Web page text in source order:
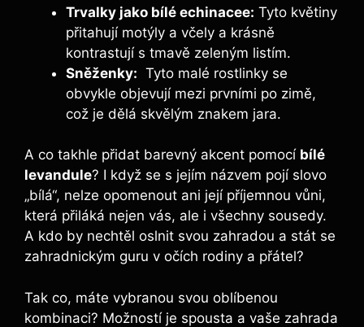
Trvalky‍ jako ‌bílé echinacee: Tyto květiny
přitahují ⁤motýly a včely a krásně
kontrastují ⁣s⁤ tmavě zeleným listím.
Sněženky: ‌ Tyto malé rostlinky se⁣
obvykle objevují mezi prvními po zimě,
což je dělá skvělým‍ znakem jara.
A co takhle přidat barevný akcent pomocí bílé
‍levandule? I když se s jejím ‍názvem pojí slovo
„bílá“, nelze opomenout ani její příjemnou vůni,
která přiláká nejen vás, ale i ⁣všechny sousedy.⁣
A kdo by nechtěl oslnit svou zahradou a stát se
zahradnickým guru v ‌očích rodiny a přátel?
Tak ⁢co, máte vybranou ⁣svou ‍oblíbenou⁢
kombinaci? Možností ‌je ⁤spousta‍ a vaše zahrada